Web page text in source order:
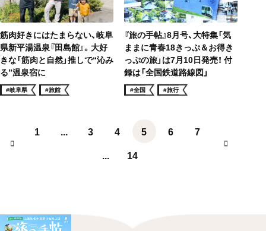
筋肉好きにはたまらない、岐阜
県新平湯温泉『田島館』。大好
きな「筋肉と自然」推しで“沁み
る”温泉宿に
#岐阜県 #旅館
『旅の手帖』8月号、大特集「気
ままに青春18きっぷ＆お得き
っぷの旅」は7月10日発売！ 付
録は「全国鉄道路線図」
#全国 #旅行
1 ... 3 4 5 6
7
...
14